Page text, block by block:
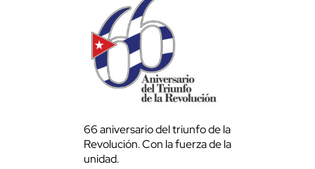
66 aniversario del triunfo de la
Revolución. Con la fuerza de la
unidad.